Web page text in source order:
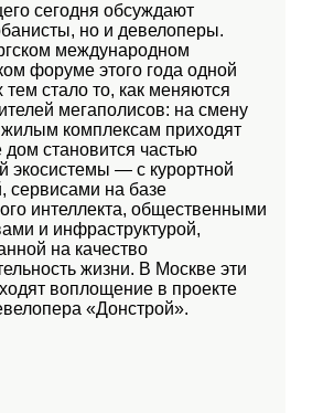
сегодня обсуждают
но и девелоперы.
международном
форуме этого года одной
тем стало то, как меняются
мегаполисов: на смену
комплексам приходят
дом становится частью
экосистемы — с курортной
сервисами на базе
интеллекта, общественными
и инфраструктурой,
на качество
жизни. В Москве эти
воплощение в проекте
«Донстрой».